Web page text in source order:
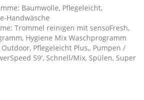
Baumwolle, Pflegeleicht,
Handwäsche
Trommel reinigen mit sensoFresh,
Hygiene Mix Waschprogramm
Pflegeleicht Plus,, Pumpen /
59', Schnell/Mix, Spülen, Super